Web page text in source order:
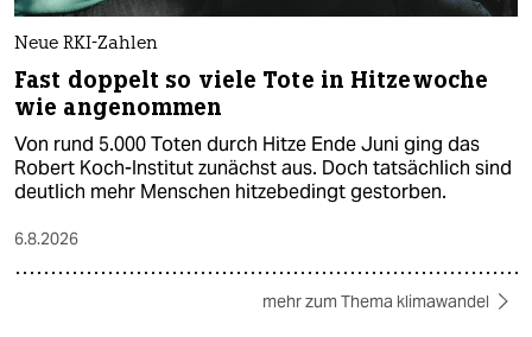
Neue RKI-Zahlen
Fast doppelt so viele Tote in Hitzewoche
wie angenommen
Von rund 5.000 Toten durch Hitze Ende Juni ging das
Robert Koch-Institut zunächst aus. Doch tatsächlich sind
deutlich mehr Menschen hitzebedingt gestorben.
6.8.2026
mehr zum Thema klimawandel